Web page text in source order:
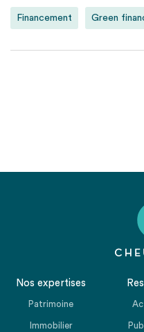
Financement Green
Nos expertises
Patrimoine
Immobilier